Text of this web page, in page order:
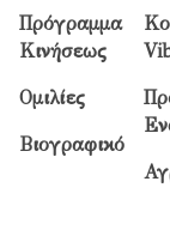
Πρόγραμμα
Κινήσεως
Ομιλίες
Βιογραφικό